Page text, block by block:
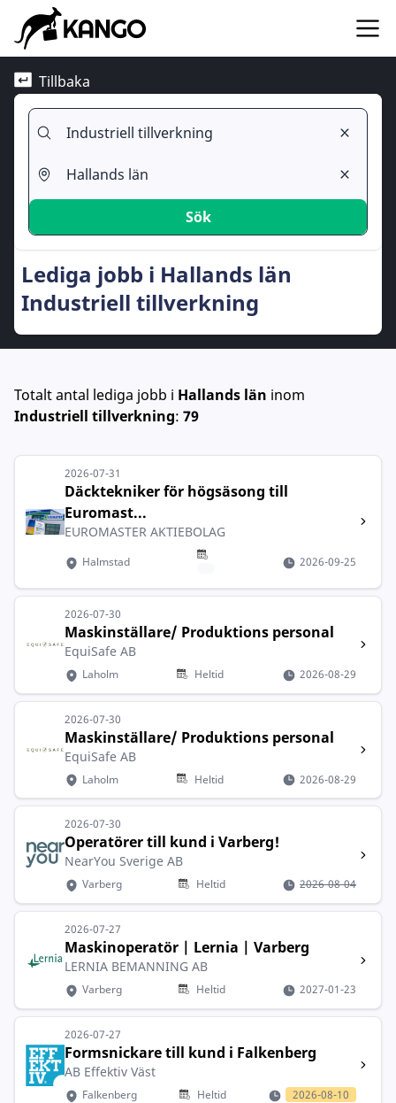
Tillbaka
Sök
Lediga jobb i Hallands län
Industriell tillverkning
Totalt antal lediga jobb i Hallands län inom
Industriell tillverkning: 79
2026-07-31
Däcktekniker för högsäsong till
Euromast...
EUROMASTER AKTIEBOLAG
Halmstad 2026-09-25
2026-07-30
Maskinställare/ Produktions personal
EquiSafe AB
Laholm Heltid 2026-08-29
2026-07-30
Maskinställare/ Produktions personal
EquiSafe AB
Laholm Heltid 2026-08-29
2026-07-30
Operatörer till kund i Varberg!
NearYou Sverige AB
Varberg Heltid 2026-08-04
2026-07-27
Maskinoperatör | Lernia | Varberg
LERNIA BEMANNING AB
Varberg Heltid 2027-01-23
2026-07-27
Formsnickare till kund i Falkenberg
AB Effektiv Väst
Falkenberg Heltid 2026-08-10